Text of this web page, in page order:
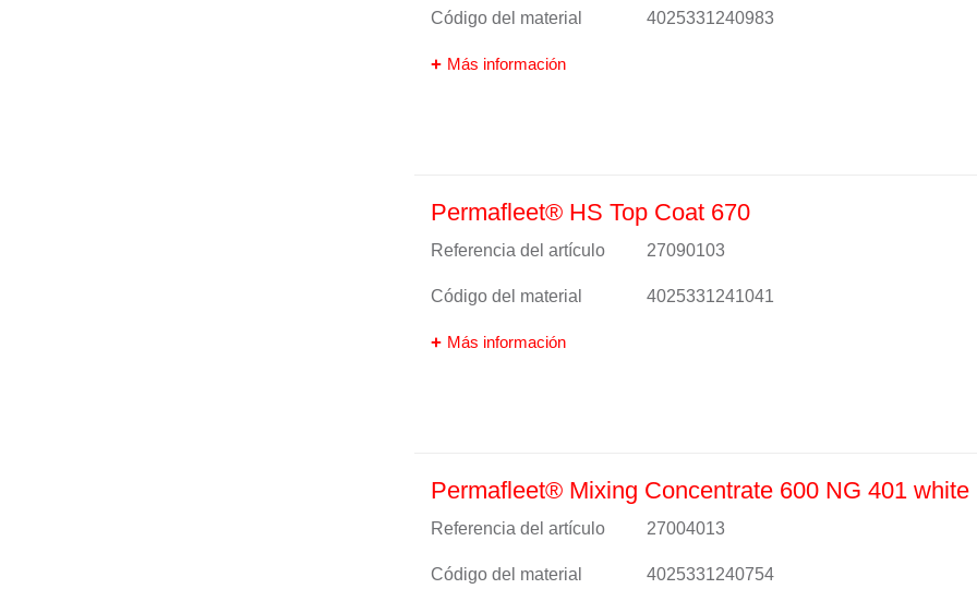
Código del material 4025331240983
Más información
Permafleet® HS Top Coat 670
Referencia del artículo 27090103
Código del material 4025331241041
Más información
Permafleet® Mixing Concentrate 600 NG 401 white
Referencia del artículo 27004013
Código del material 4025331240754